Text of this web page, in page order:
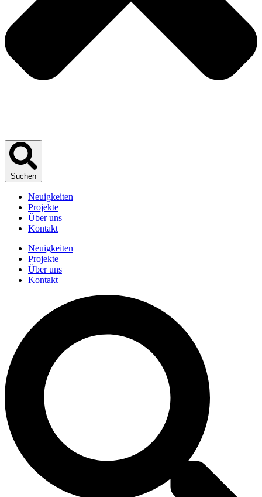
Suchen
Neuigkeiten
Projekte
Über uns
Kontakt
Neuigkeiten
Projekte
Über uns
Kontakt